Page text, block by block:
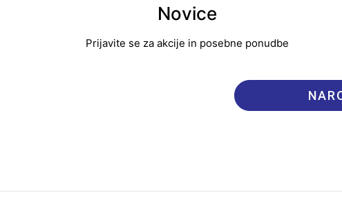
Novice
Prijavite se za akcije in posebne ponudbe